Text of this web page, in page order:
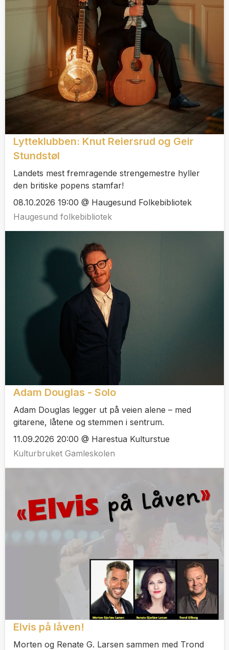
Lytteklubben: Knut Reiersrud og Geir
Stundstøl
Landets mest fremragende strengemestre hyller
den britiske popens stamfar!
08.10.2026 19:00 @ Haugesund Folkebibliotek
Haugesund folkebibliotek
Adam Douglas - Solo
Adam Douglas legger ut på veien alene – med
gitarene, låtene og stemmen i sentrum.
11.09.2026 20:00 @ Harestua Kulturstue
Kulturbruket Gamleskolen
Elvis på låven!
Morten og Renate G. Larsen sammen med Trond